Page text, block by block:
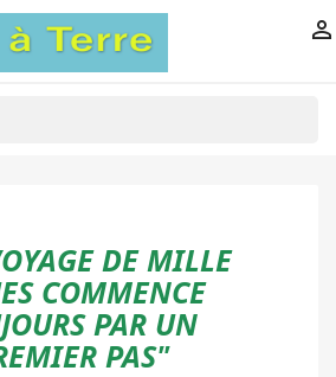

DE MILLE
COMMENCE
PAR UN
PAS"